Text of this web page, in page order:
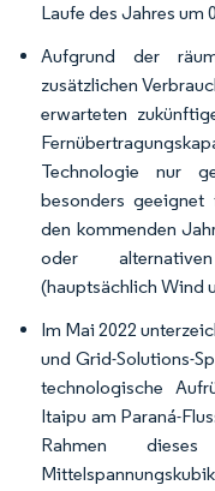
Laufe des Jahres um
Aufgrund der
zusätzlichen
erwarteten
Technologie nur
besonders geeignet
den kommenden
oder
(hauptsächlich Wind
Im Mai 2022
und Grid-Solutions-
technologische
Itaipu am Paraná-
Rahmen